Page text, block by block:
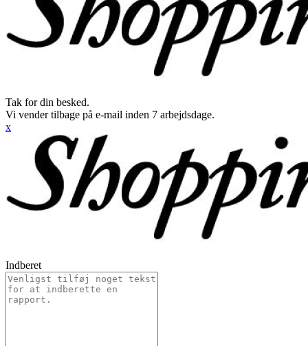
Tak for din besked.
Vi vender tilbage på e-mail inden 7 arbejdsdage.
x
Indberet